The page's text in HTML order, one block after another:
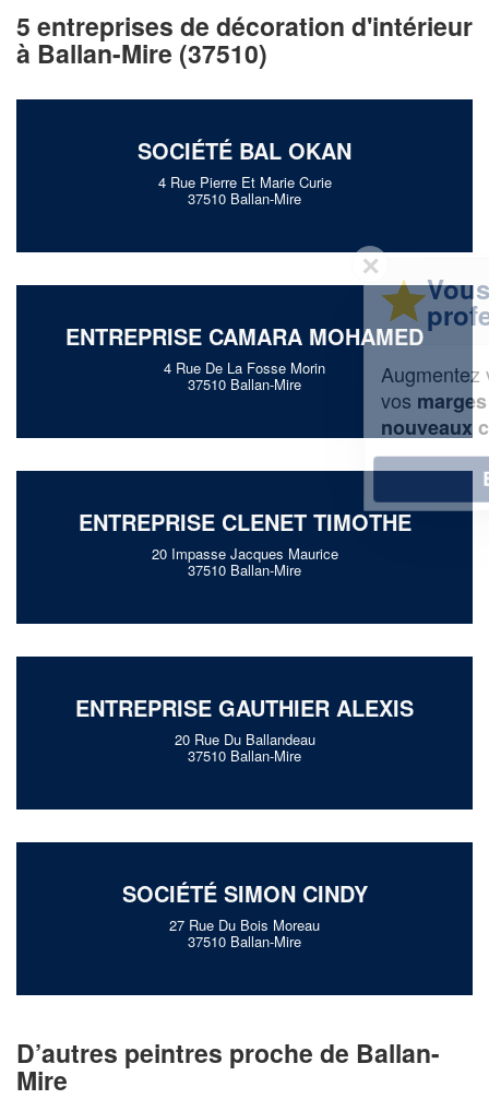
5 entreprises de décoration d'intérieur
à Ballan-Mire (37510)
SOCIÉTÉ BAL OKAN
4 Rue Pierre Et Marie Curie
37510 Ballan-Mire
ENTREPRISE CAMARA MOHAMED
4 Rue De La Fosse Morin
37510 Ballan-Mire
ENTREPRISE CLENET TIMOTHE
20 Impasse Jacques Maurice
37510 Ballan-Mire
ENTREPRISE GAUTHIER ALEXIS
20 Rue Du Ballandeau
37510 Ballan-Mire
SOCIÉTÉ SIMON CINDY
27 Rue Du Bois Moreau
37510 Ballan-Mire
D’autres peintres proche de Ballan-
Mire
Vous êtes un
professionnel ?
Augmentez votrechiffre d'affaireset
tout en gagnant de
En savoir plus